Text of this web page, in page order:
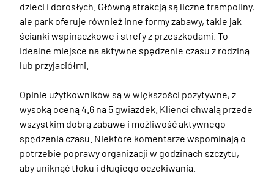
dzieci i dorosłych. Główną atrakcją są liczne trampoliny,
ale park oferuje również inne formy zabawy, takie jak
ścianki wspinaczkowe i strefy z przeszkodami. To
idealne miejsce na aktywne spędzenie czasu z rodziną
lub przyjaciółmi.
Opinie użytkowników są w większości pozytywne, z
wysoką oceną 4.6 na 5 gwiazdek. Klienci chwalą przede
wszystkim dobrą zabawę i możliwość aktywnego
spędzenia czasu. Niektóre komentarze wspominają o
potrzebie poprawy organizacji w godzinach szczytu,
aby uniknąć tłoku i długiego oczekiwania.